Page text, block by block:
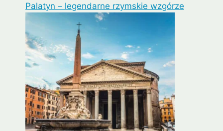
Palatyn – legendarne rzymskie wzgórze